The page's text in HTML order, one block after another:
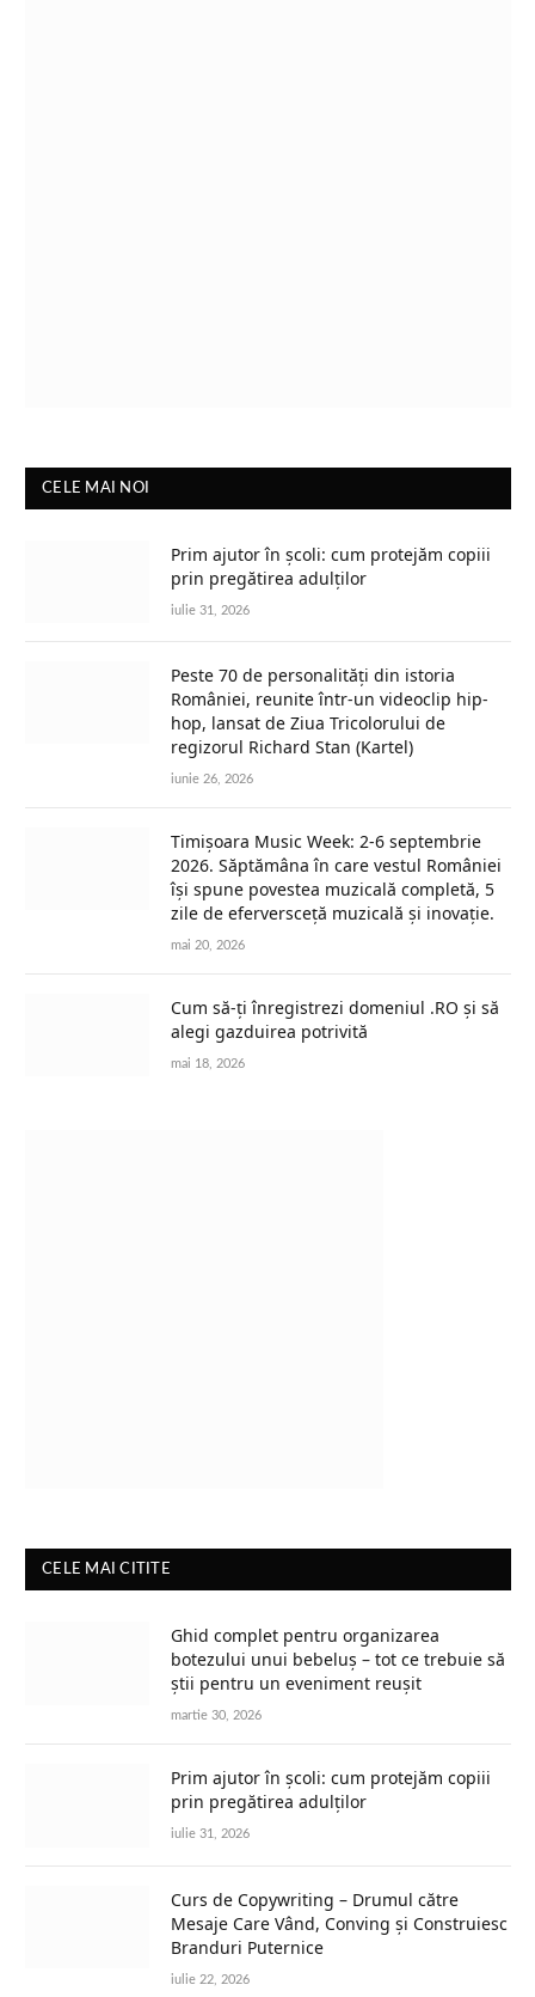
CELE MAI NOI
Prim ajutor în școli: cum protejăm copiii
prin pregătirea adulților
iulie 31, 2026
Peste 70 de personalități din istoria
României, reunite într-un videoclip hip-
hop, lansat de Ziua Tricolorului de
regizorul Richard Stan (Kartel)
iunie 26, 2026
Timișoara Music Week: 2-6 septembrie
2026. Săptămâna în care vestul României
își spune povestea muzicală completă, 5
zile de eferversceță muzicală și inovație.
mai 20, 2026
Cum să-ți înregistrezi domeniul .RO și să
alegi gazduirea potrivită
mai 18, 2026
CELE MAI CITITE
Ghid complet pentru organizarea
botezului unui bebeluș – tot ce trebuie să
știi pentru un eveniment reușit
martie 30, 2026
Prim ajutor în școli: cum protejăm copiii
prin pregătirea adulților
iulie 31, 2026
Curs de Copywriting – Drumul către
Mesaje Care Vând, Conving și Construiesc
Branduri Puternice
iulie 22, 2026